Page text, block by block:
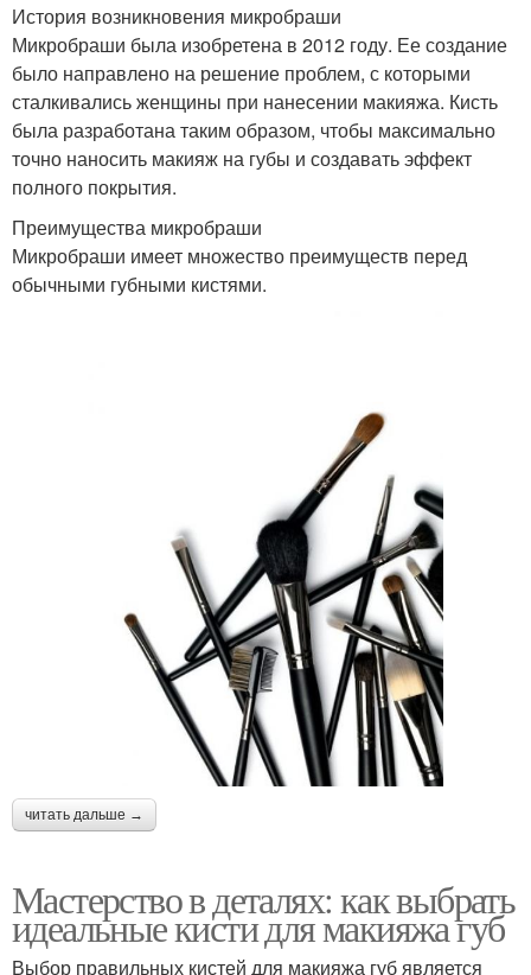
История возникновения микробраши
Микробраши была изобретена в 2012 году. Ее создание
было направлено на решение проблем, с которыми
сталкивались женщины при нанесении макияжа. Кисть
была разработана таким образом, чтобы максимально
точно наносить макияж на губы и создавать эффект
полного покрытия.
Преимущества микробраши
Микробраши имеет множество преимуществ перед
обычными губными кистями.
читать дальше →
Мастерство в деталях: как выбрать
идеальные кисти для макияжа губ
Выбор правильных кистей для макияжа губ является